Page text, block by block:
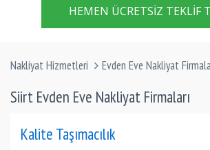
HEMEN ÜCRETSIZ TEKLIF
Nakliyat Hizmetleri Evden Eve Nakliyat
Siirt Evden Eve Nakliyat Firmaları
Kalite Taşımacılık